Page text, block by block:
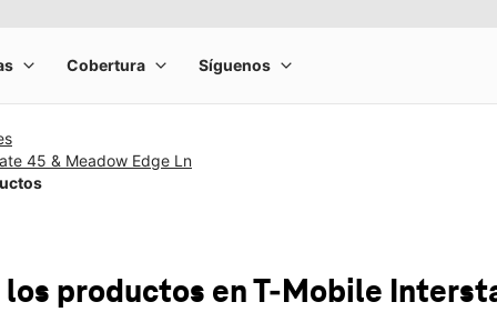
45 & Meadow Edge Ln
productos en T-Mobile